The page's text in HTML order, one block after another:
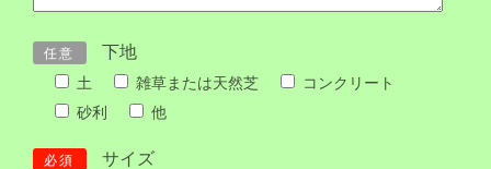
任意 下地
土 雑草または天然芝
コンクリート
砂利
他
必須 サイズ